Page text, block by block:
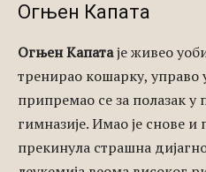
Огњен Капата
Огњен Капатаје живео
тренирао кошарку, управо
припремао се за полазак
гимназије. Имао је снове и
прекинула страшна